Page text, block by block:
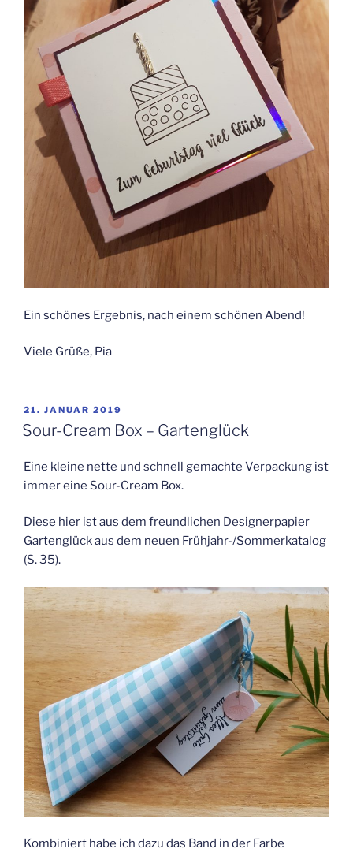
Ein schönes Ergebnis, nach einem schönen Abend!
Viele Grüße, Pia
VERÖFFENTLICHT
AM
21. JANUAR 2019
Sour-Cream Box – Gartenglück
Eine kleine nette und schnell gemachte Verpackung ist
immer eine Sour-Cream Box.
Diese hier ist aus dem freundlichen Designerpapier
Gartenglück aus dem neuen Frühjahr-/Sommerkatalog
(S. 35).
Kombiniert habe ich dazu das Band in der Farbe